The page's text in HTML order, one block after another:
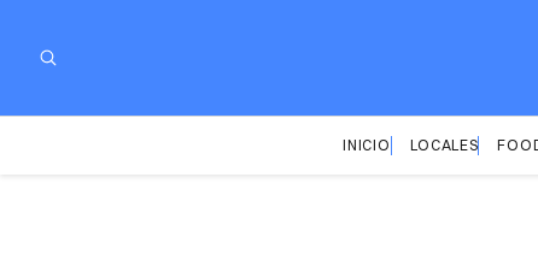
INICIO LOCALES